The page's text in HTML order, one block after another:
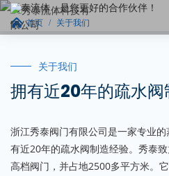
首页 关于我们
关于我们
拥有近20年的疏水阀
浙江秀泰阀门有限公司是一家专业
有近20年的疏水阀制造经验。秀泰
高档阀门，并占地2500多平方米。